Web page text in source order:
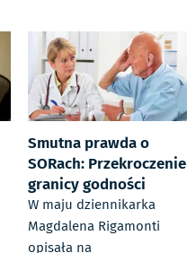
Smutna prawda o
SORach: Przekroczenie
granicy godności
W maju dziennikarka
Magdalena Rigamonti
opisała na